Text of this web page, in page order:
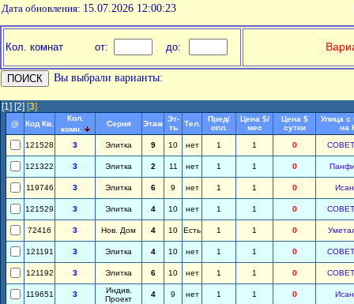
Дата обновления: 15.07.2026 12:00:23
Кол. комнат от: до:
Вы выбрали варианты:
[1] [2] [3]
@ Код Кв.
Кол.
комн.
Серия Этаж
Эт-
ть
Тел.
Пред/
опл.
Цена $/
мес
Цена $
сутки
Улица с
на
121528
3 Элитка 9 10 нет 1 1 0
121322 3 Элитка 2 11 нет 1 1 0
119746 3 Элитка 6 9 нет 1 1 0
121529 3 Элитка 4 10 нет 1 1 0
72416 3 Нов. Дом 4 10 Есть 1 1 0
121191 3 Элитка 4 10 нет 1 1 0
121192 3 Элитка 6 10 нет 1 1 0
119651 3
Индив.
Проект
4 9 нет 1 1 0